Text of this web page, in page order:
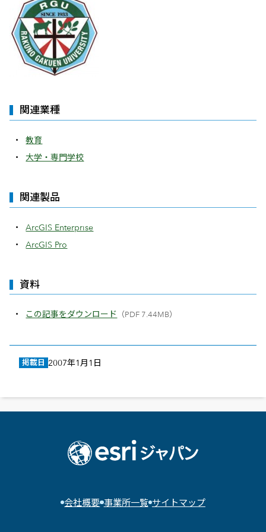
掲載日 2007年1月1日
関連業種
教育
大学・専門学校
関連製品
ArcGIS Enterprise
ArcGIS Pro
資料
この記事をダウンロード （PDF 7.44MB）
会社概要 事業所一覧 サイトマップ